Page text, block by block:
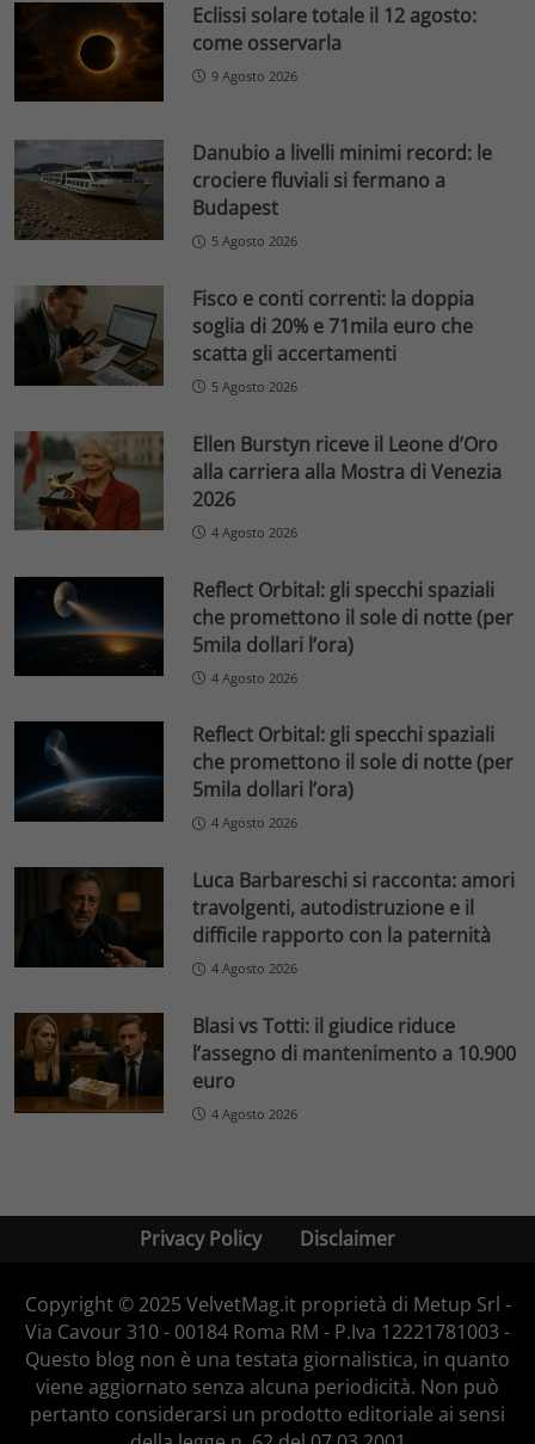
Eclissi solare totale il 12 agosto:
come osservarla
9 Agosto 2026
Danubio a livelli minimi record: le
crociere fluviali si fermano a
Budapest
5 Agosto 2026
Fisco e conti correnti: la doppia
soglia di 20% e 71mila euro che
scatta gli accertamenti
5 Agosto 2026
Ellen Burstyn riceve il Leone d’Oro
alla carriera alla Mostra di Venezia
2026
4 Agosto 2026
Reflect Orbital: gli specchi spaziali
che promettono il sole di notte (per
5mila dollari l’ora)
4 Agosto 2026
Reflect Orbital: gli specchi spaziali
che promettono il sole di notte (per
5mila dollari l’ora)
4 Agosto 2026
Luca Barbareschi si racconta: amori
travolgenti, autodistruzione e il
difficile rapporto con la paternità
4 Agosto 2026
Blasi vs Totti: il giudice riduce
l’assegno di mantenimento a 10.900
euro
4 Agosto 2026
Privacy Policy Disclaimer
Copyright © 2025 VelvetMag.it proprietà di Metup Srl -
Via Cavour 310 - 00184 Roma RM - P.Iva 12221781003 -
Questo blog non è una testata giornalistica, in quanto
viene aggiornato senza alcuna periodicità. Non può
pertanto considerarsi un prodotto editoriale ai sensi